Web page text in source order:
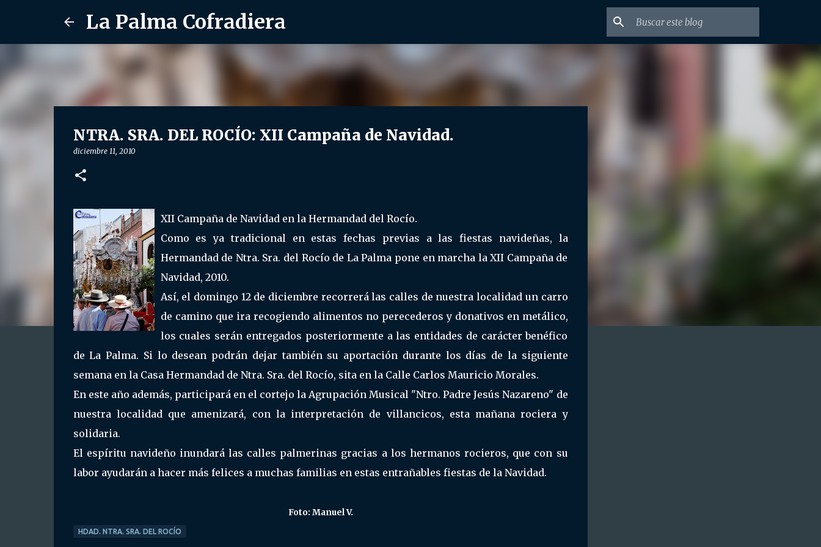
La Palma Cofradiera
NTRA. SRA. DEL ROCÍO: XII Campaña de Navidad.
diciembre 11, 2010
XII Campaña de Navidad en la Hermandad del Rocío.
Como es ya tradicional en estas fechas previas a las fiestas navideñas, la
Hermandad de Ntra. Sra. del Rocío de La Palma pone en marcha la XII Campaña de
Navidad, 2010.
Así, el domingo 12 de diciembre recorrerá las calles de nuestra localidad un carro
de camino que ira recogiendo alimentos no perecederos y donativos en metálico,
los cuales serán entregados posteriormente a las entidades de carácter benéfico
de La Palma. Si lo desean podrán dejar también su aportación durante los días de la siguiente
semana en la Casa Hermandad de Ntra. Sra. del Rocío, sita en la Calle Carlos Mauricio Morales.
En este año además, participará en el cortejo la Agrupación Musical "Ntro. Padre Jesús Nazareno" de
nuestra localidad que amenizará, con la interpretación de villancicos, esta mañana rociera y
solidaria.
El espíritu navideño inundará las calles palmerinas gracias a los hermanos rocieros, que con su
labor ayudarán a hacer más felices a muchas familias en estas entrañables fiestas de la Navidad.
Foto: Manuel V.
HDAD. NTRA. SRA. DEL ROCÍO